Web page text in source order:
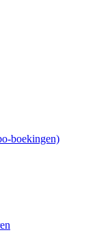
boekingen)